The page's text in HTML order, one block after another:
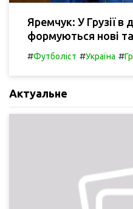
Яремчук: У Грузії
формуються нові
#Футболіст #Україна #
Актуальне